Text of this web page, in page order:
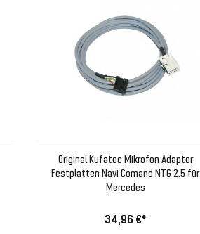
Original Kufatec Mikrofon Adapter
Festplatten Navi Comand NTG 2.5 für
Mercedes
34,96 €*